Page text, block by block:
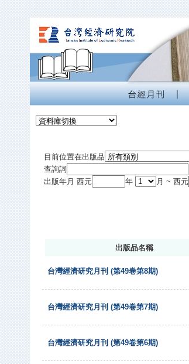
目前位置在出版品
查詢詞
出版年月 西元
年 月 ~ 西元
出版品名稱
台灣經濟研究月刊 (第49卷第8期)
台灣經濟研究月刊 (第49卷第7期)
台灣經濟研究月刊 (第49卷第6期)